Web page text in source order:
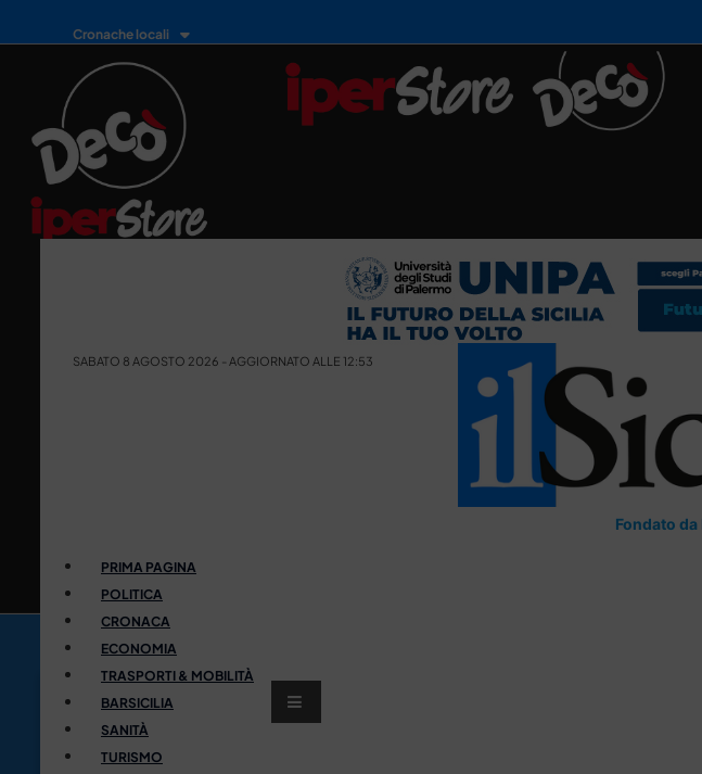
Cronache locali
SABATO 8 AGOSTO 2026 - AGGIORNATO ALLE 12:53
Fondato
PRIMA PAGINA
POLITICA
CRONACA
ECONOMIA
TRASPORTI & MOBILITÀ
BARSICILIA
SANITÀ
TURISMO